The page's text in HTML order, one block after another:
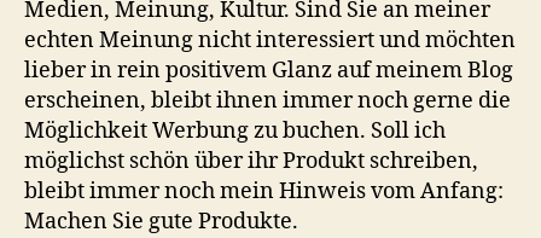
Medien, Meinung, Kultur. Sind Sie an meiner
echten Meinung nicht interessiert und möchten
lieber in rein positivem Glanz auf meinem Blog
erscheinen, bleibt ihnen immer noch gerne die
Möglichkeit Werbung zu buchen. Soll ich
möglichst schön über ihr Produkt schreiben,
bleibt immer noch mein Hinweis vom Anfang:
Machen Sie gute Produkte.